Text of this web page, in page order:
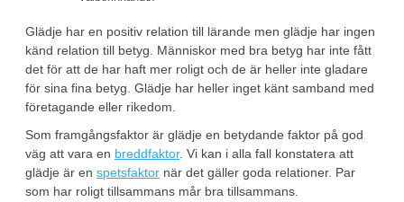
Glädje har en positiv relation till lärande men glädje har ingen
känd relation till betyg. Människor med bra betyg har inte fått
det för att de har haft mer roligt och de är heller inte gladare
för sina fina betyg. Glädje har heller inget känt samband med
företagande eller rikedom.
Som framgångsfaktor är glädje en betydande faktor på god
väg att vara en breddfaktor. Vi kan i alla fall konstatera att
glädje är en spetsfaktor när det gäller goda relationer. Par
som har roligt tillsammans mår bra tillsammans.